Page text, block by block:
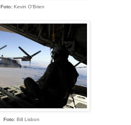
Foto:Kevin O'Brien
Foto: Bill Lisbon